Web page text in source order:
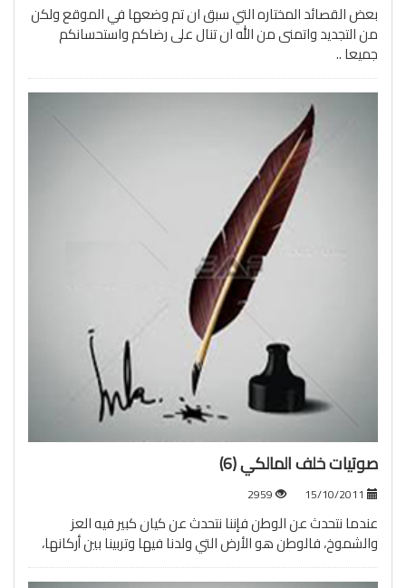
بعض القصائد المختاره التي سبق ان تم وضعها في الموقع ولكن
من التجديد واتمنى من الله ان تنال على رضاكم واستحسانكم
جميعا ..
صوتيات خلف المالكي (6)
2959
عندما نتحدث عن الوطن فإننا نتحدث عن كيان كبير فيه العز
والشموخ، فالوطن هو الأرض التي ولدنا فيها وتربينا بين أركانها،